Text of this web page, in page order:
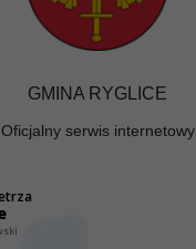
GMINA RYGLICE
Oficjalny serwis internetowy